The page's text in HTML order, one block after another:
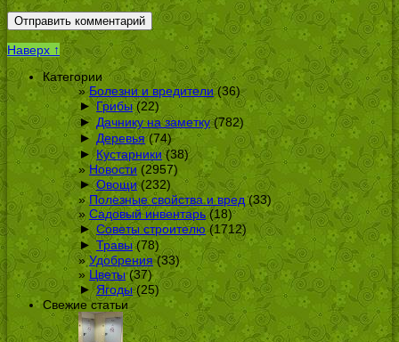
Наверх ↑
Категории
Болезни и вредители(36)
► Грибы(22)
► Дачнику на заметку(782)
► Деревья(74)
► Кустарники(38)
Новости (2957)
► Овощи(232)
Полезные свойства и вред(33)
Садовый инвентарь(18)
► Советы строителю(1712)
► Травы(78)
Удобрения(33)
Цветы(37)
► Ягоды(25)
Свежие статьи